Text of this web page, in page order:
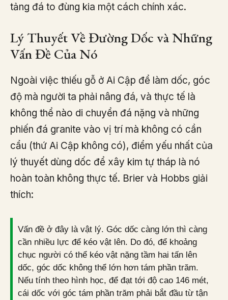
tảng đá to đùng kia một cách chính xác.
Lý Thuyết Về Đường Dốc và Những
Vấn Đề Của Nó
Ngoài việc thiếu gỗ ở Ai Cập để làm dốc, góc
độ mà người ta phải nâng đá, và thực tế là
không thể nào di chuyển đá nặng và những
phiến đá granite vào vị trí mà không có cần
cẩu (thứ Ai Cập không có), điểm yếu nhất của
lý thuyết dùng dốc để xây kim tự tháp là nó
hoàn toàn không thực tế. Brier và Hobbs giải
thích:
Vấn đề ở đây là vật lý. Góc dốc càng lớn thì càng
cần nhiều lực để kéo vật lên. Do đó, để khoảng
chục người có thể kéo vật nặng tầm hai tấn lên
dốc, góc dốc không thể lớn hơn tám phần trăm.
Nếu tính theo hình học, để đạt tới độ cao 146 mét,
cái dốc với góc tám phần trăm phải bắt đầu từ tận